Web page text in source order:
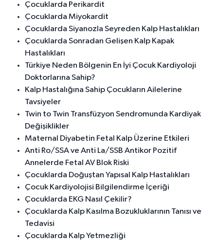
Çocuklarda Perikardit
Çocuklarda Miyokardit
Çocuklarda Siyanozla Seyreden Kalp Hastalıkları
Çocuklarda Sonradan Gelişen Kalp Kapak
Hastalıkları
Türkiye Neden Bölgenin En İyi Çocuk Kardiyoloji
Doktorlarına Sahip?
Kalp Hastalığına Sahip Çocukların Ailelerine
Tavsiyeler
Twin to Twin Transfüzyon Sendromunda Kardiyak
Değişiklikler
Maternal Diyabetin Fetal Kalp Üzerine Etkileri
Anti Ro/SSA ve Anti La/SSB Antikor Pozitif
Annelerde Fetal AV Blok Riski
Çocuklarda Doğuştan Yapısal Kalp Hastalıkları
Çocuk Kardiyolojisi Bilgilendirme İçeriği
Çocuklarda EKG Nasıl Çekilir?
Çocuklarda Kalp Kasılma Bozukluklarının Tanısı ve
Tedavisi
Çocuklarda Kalp Yetmezliği